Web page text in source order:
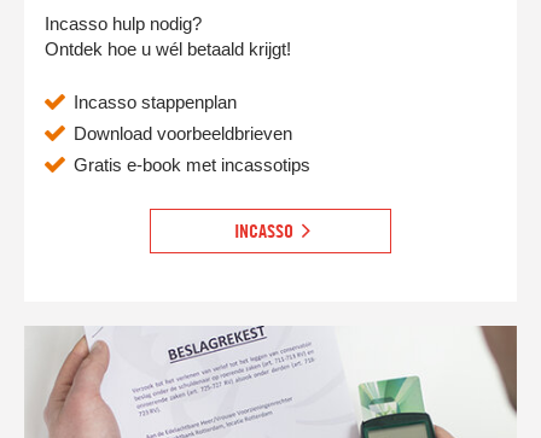
Incasso hulp nodig?
Ontdek hoe u wél betaald krijgt!
Incasso stappenplan
Download voorbeeldbrieven
Gratis e-book met incassotips
INCASSO